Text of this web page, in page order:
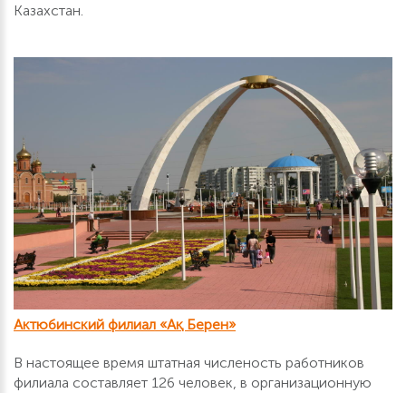
Казахстан.
Актюбинский филиал «Ақ Берен»
В настоящее время штатная численость работников
филиала составляет 126 человек, в организационную